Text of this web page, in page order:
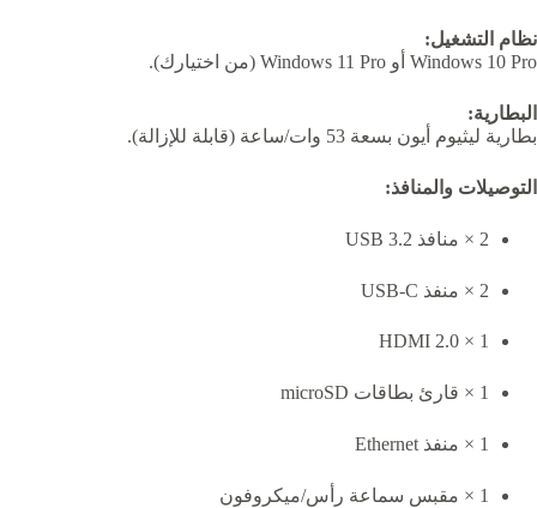
نظام التشغيل:
Windows 10 Pro أو Windows 11 Pro (من اختيارك).
البطارية:
بطارية ليثيوم أيون بسعة 53 وات/ساعة (قابلة للإزالة).
التوصيلات والمنافذ:
2 × منافذ USB 3.2
2 × منفذ USB-C
1 × HDMI 2.0
1 × قارئ بطاقات microSD
1 × منفذ Ethernet
1 × مقبس سماعة رأس/ميكروفون